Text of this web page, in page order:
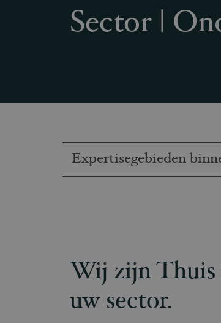
Sector |
Expertisegebieden
Wij zijn
uw sector.